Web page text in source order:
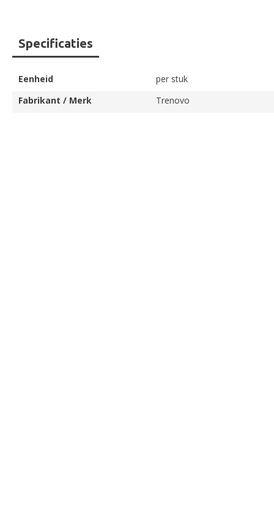
Ga
naar
het
begin
van
de
Specificaties
Eenheid
per stuk
Fabrikant / Merk
Trenovo